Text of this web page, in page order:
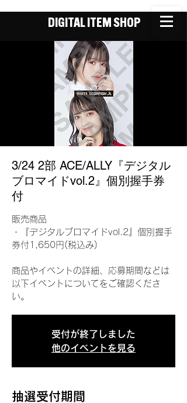
DIGITAL ITEM SHOP
3/24 2部 ACE/ALLY『デジタル
ブロマイドvol.2』個別握手券
付
販売商品
・『デジタルブロマイドvol.2』個別握手
券付1,650円(税込み)
商品やイベントの詳細、応募期間などは
以下イベントについてをご確認くださ
い。
受付が終了しました
他のイベントを見る
抽選受付期間